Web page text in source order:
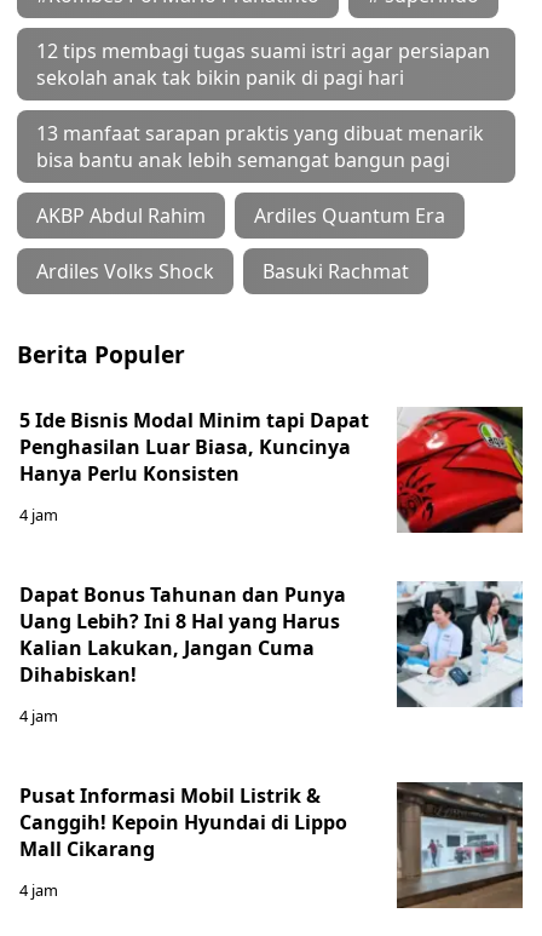
12 tips membagi tugas suami istri agar persiapan
sekolah anak tak bikin panik di pagi hari
13 manfaat sarapan praktis yang dibuat menarik
bisa bantu anak lebih semangat bangun pagi
AKBP Abdul Rahim Ardiles Quantum Era
Ardiles Volks Shock Basuki Rachmat
Berita Populer
5 Ide Bisnis Modal Minim tapi Dapat
Penghasilan Luar Biasa, Kuncinya
Hanya Perlu Konsisten
4 jam
Dapat Bonus Tahunan dan Punya
Uang Lebih? Ini 8 Hal yang Harus
Kalian Lakukan, Jangan Cuma
Dihabiskan!
4 jam
Pusat Informasi Mobil Listrik &
Canggih! Kepoin Hyundai di Lippo
Mall Cikarang
4 jam